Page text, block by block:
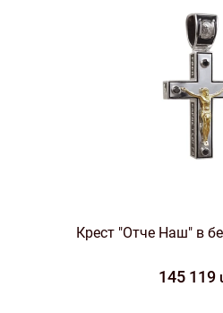
Крест "Отче Наш" в
145 119